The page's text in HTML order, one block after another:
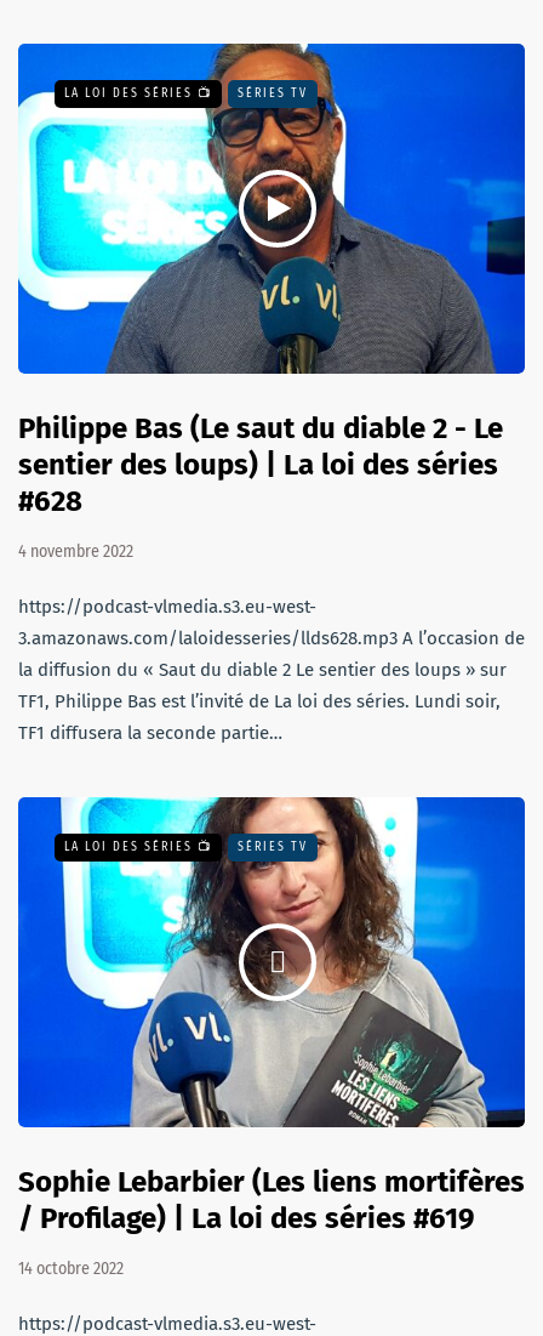
LA LOI DES SÉRIES 📺 SÉRIES TV
Philippe Bas (Le saut du diable 2 - Le
sentier des loups) | La loi des séries
#628
4 novembre 2022
https://podcast-vlmedia.s3.eu-west-
3.amazonaws.com/laloidesseries/llds628.mp3 A l’occasion de
la diffusion du « Saut du diable 2 Le sentier des loups » sur
TF1, Philippe Bas est l’invité de La loi des séries. Lundi soir,
TF1 diffusera la seconde partie…
LA LOI DES SÉRIES 📺 SÉRIES TV
Sophie Lebarbier (Les liens mortifères
/ Profilage) | La loi des séries #619
14 octobre 2022
https://podcast-vlmedia.s3.eu-west-